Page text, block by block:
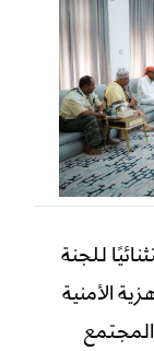
للجنة
الأمنية